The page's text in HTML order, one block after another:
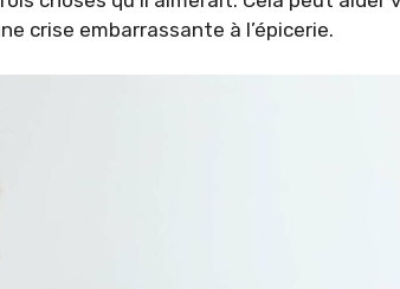
crise embarrassante à l’épicerie.